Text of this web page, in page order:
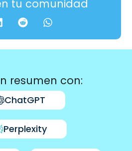
tu comunidad
resumen con:
ChatGPT
Perplexity